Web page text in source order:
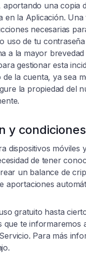
aportando una copia
en la Aplicación.
necesarias
uso de tu
a la mayor
gestionar esta
de la cuenta, ya sea
la propiedad del
y
dispositivos
de tener
un balance de
aportaciones
gratuito hasta
que te
Para más